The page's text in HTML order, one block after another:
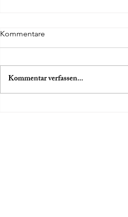
Kommentare
Kommentar verfassen...